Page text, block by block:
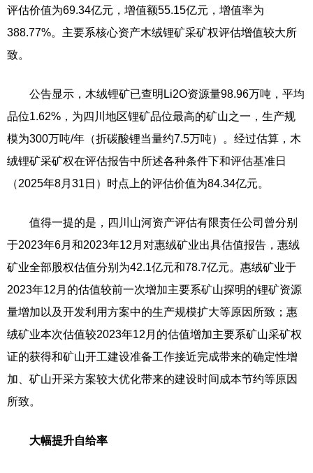
评估价值为69.34亿元，增值额55.15亿元，增值率为
388.77%。主要系核心资产木绒锂矿采矿权评估增值较大所
致。
公告显示，木绒锂矿已查明Li2O资源量98.96万吨，平均
品位1.62%，为四川地区锂矿品位最高的矿山之一，生产规
模为300万吨/年（折碳酸锂当量约7.5万吨）。经过估算，木
绒锂矿采矿权在评估报告中所述各种条件下和评估基准日
（2025年8月31日）时点上的评估价值为84.34亿元。
值得一提的是，四川山河资产评估有限责任公司曾分别
于2023年6月和2023年12月对惠绒矿业出具估值报告，惠绒
矿业全部股权估值分别为42.1亿元和78.7亿元。惠绒矿业于
2023年12月的估值较前一次增加主要系矿山探明的锂矿资源
量增加以及开发利用方案中的生产规模扩大等原因所致；惠
绒矿业本次估值较2023年12月的估值增加主要系矿山采矿权
证的获得和矿山开工建设准备工作接近完成带来的确定性增
加、矿山开采方案较大优化带来的建设时间成本节约等原因
所致。
大幅提升自给率